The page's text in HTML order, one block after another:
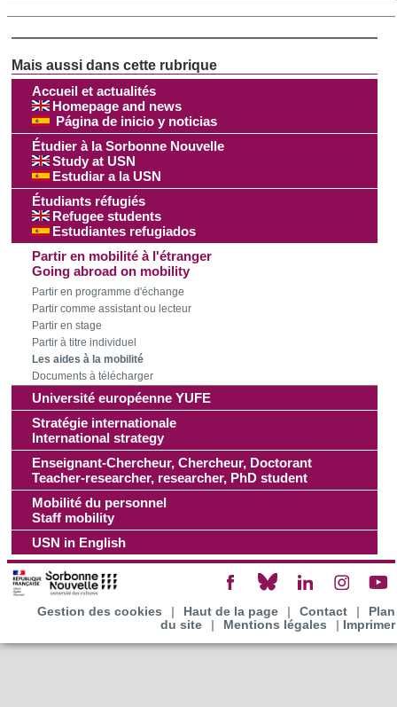
Accueil et actualités
Homepage and news
Página de inicio y noticias
Étudier à la Sorbonne Nouvelle
Study at USN
Estudiar a la USN
Étudiants réfugiés
Refugee students
Estudiantes refugiados
Partir en mobilité à l'étranger
Going abroad on mobility
Partir en programme d'échange
Partir comme assistant ou lecteur
Partir en stage
Partir à titre individuel
Les aides à la mobilité
Documents à télécharger
Université européenne YUFE
Stratégie internationale
International strategy
Enseignant-Chercheur, Chercheur, Doctorant
Teacher-researcher, researcher, PhD student
Mobilité du personnel
Staff mobility
USN in English
Gestion des cookies Haut de la page Contact
Plan
du site
Mentions légales Imprimer